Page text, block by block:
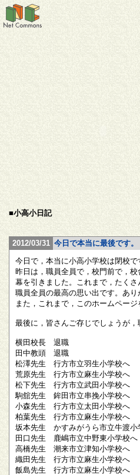
■小高小日記
2012/03/31 今日で本当に最後です。
今日で，本当に小高小学校は閉校で
昨日は，職員全員で，校門前で，
幕を引きました。これまで，たく
職員全員の最高の思い出です。あり
また，これまで，このホームペー
最後に，皆さんご存じでしょうが，
横田校長 退職
田中教頭 退職
松澤先生 行方市立羽生小学校へ
荒原先生 行方市立麻生小学校へ
松下先生 行方市立武田小学校へ
駒舘先生 鉾田市立串挽小学校へ
小森先生 行方市立太田小学校へ
柏葉先生 行方市立麻生小学校へ
坂本先生 かすみがうら市立牛渡小
田口先生 鹿嶋市立中野東小学校へ
高橋先生 潮来市立津知小学校へ
織田先生 行方市立麻生小学校へ
飯島先生 行方市立麻生小学校へ